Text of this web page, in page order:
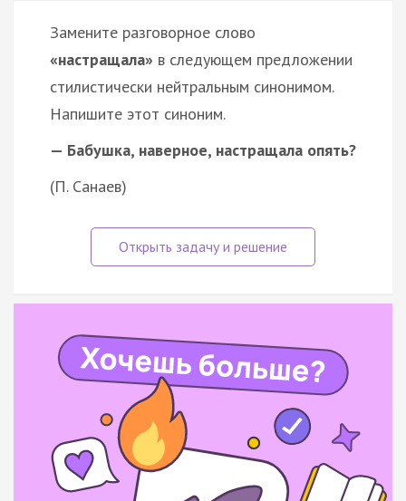
Замените разговорное слово
«настращала» в следующем предложении
стилистически нейтральным синонимом.
Напишите этот синоним.
— Бабушка, наверное, настращала опять?
(П. Санаев)